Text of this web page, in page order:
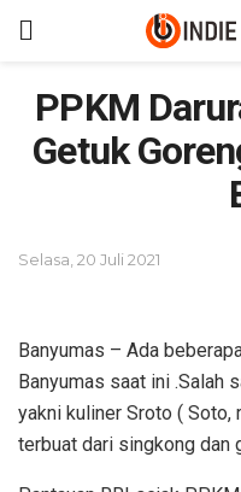
PPKM
Getuk
Selasa, 20 Juli 2021
Banyumas – Ada
Banyumas saat ini .Salah
yakni kuliner Sroto ( Soto,
terbuat dari singkong dan